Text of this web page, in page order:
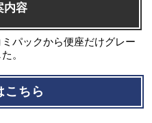
内容
パックから便座だけグレー
。
こちら